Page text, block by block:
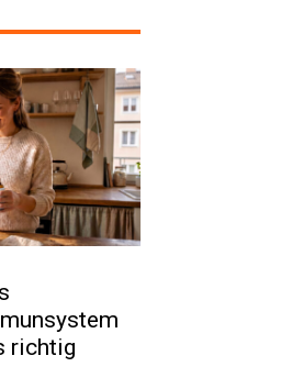
richtig